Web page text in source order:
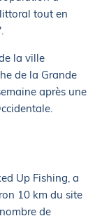
tout en
la ville
de la Grande
après une
Up Fishing, a
10 km du site
de